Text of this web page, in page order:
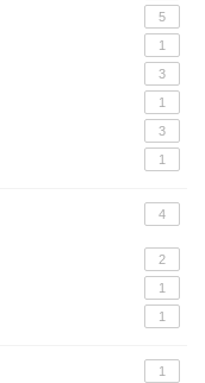
5
1
3
1
3
1
4
2
1
1
1